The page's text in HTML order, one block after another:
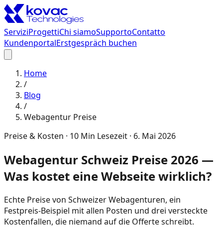
ServiziProgettiChi siamoSupportoContatto
KundenportalErstgespräch buchen
Home
/
Blog
/
Webagentur Preise
Preise & Kosten · 10 Min Lesezeit · 6. Mai 2026
Webagentur Schweiz Preise 2026 —
Was kostet eine Webseite wirklich?
Echte Preise von Schweizer Webagenturen, ein
Festpreis-Beispiel mit allen Posten und drei versteckte
Kostenfallen, die niemand auf die Offerte schreibt.